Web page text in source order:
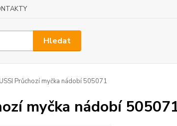
Hledat
Průchozí myčka nádobí 505071
myčka nádobí